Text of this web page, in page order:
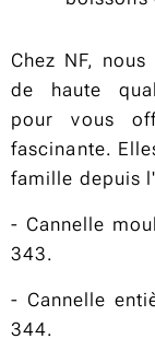
Chez NF,
de haute
pour vous
fascinante.
famille depuis
- Cannelle
343.
- Cannelle
344.